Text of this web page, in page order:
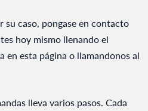
su caso, pongase en contacto
hoy mismo llenando el
esta página o llamandonos al
lleva varios pasos. Cada